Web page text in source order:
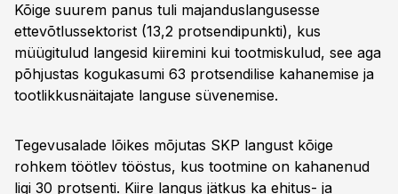
Kõige suurem panus tuli majanduslangusesse
ettevõtlussektorist (13,2 protsendipunkti), kus
müügitulud langesid kiiremini kui tootmiskulud, see aga
põhjustas kogukasumi 63 protsendilise kahanemise ja
tootlikkusnäitajate languse süvenemise.
Tegevusalade lõikes mõjutas SKP langust kõige
rohkem töötlev tööstus, kus tootmine on kahanenud
ligi 30 protsenti. Kiire langus jätkus ka ehitus- ja